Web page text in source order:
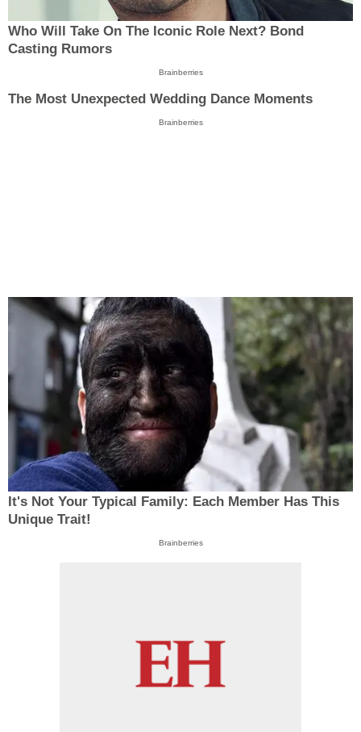
Who Will Take On The Iconic Role Next? Bond
Casting Rumors
Brainberries
The Most Unexpected Wedding Dance Moments
Brainberries
It's Not Your Typical Family: Each Member Has This
Unique Trait!
Brainberries